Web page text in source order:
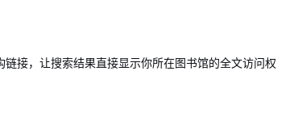
接，让搜索结果直接显示你所在图书馆的全文访问权